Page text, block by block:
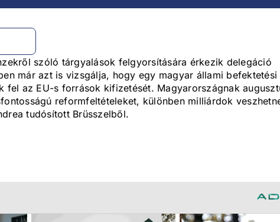
szóló tárgyalások felgyorsítására érkezik delegáció
már azt is vizsgálja, hogy egy magyar állami befektetési
fel az EU-s források kifizetését. Magyarországnak
reformfeltételeket, különben milliárdok
tudósított Brüsszelből.